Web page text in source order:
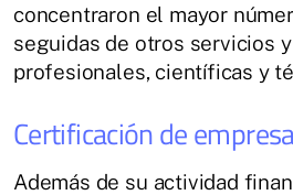
concentraron el mayor
seguidas de otros servicios
profesionales, científicas y
Certificación de
Además de su actividad